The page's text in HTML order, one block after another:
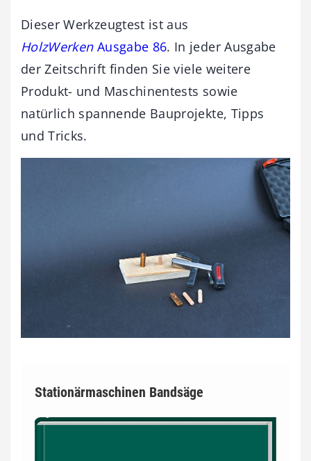
Dieser Werkzeugtest ist aus
HolzWerkenAusgabe 86. In jeder Ausgabe
der Zeitschrift finden Sie viele weitere
Produkt- und Maschinentests sowie
natürlich spannende Bauprojekte, Tipps
und Tricks.
Stationärmaschinen Bandsäge